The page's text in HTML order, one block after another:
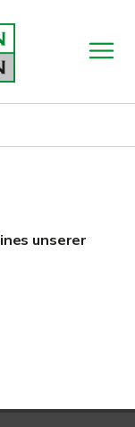
unserer